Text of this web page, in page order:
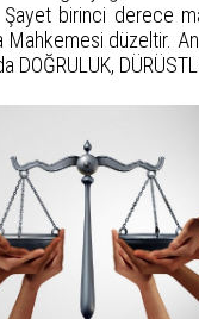
birinci derece
Mahkemesi düzeltir.